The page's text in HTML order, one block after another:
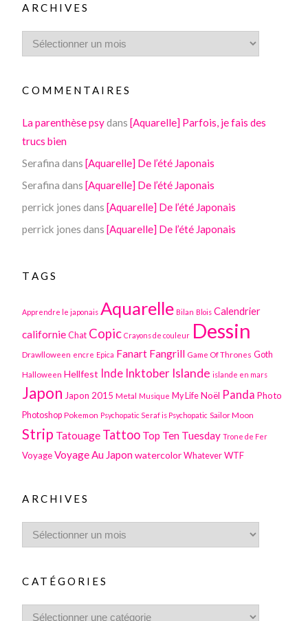
ARCHIVES
COMMENTAIRES
La parenthèse psydans[Aquarelle] Parfois, je fais des
trucs bien
Serafina dans[Aquarelle] De l’été Japonais
Serafina dans[Aquarelle] De l’été Japonais
perrick jones dans[Aquarelle] De l’été Japonais
perrick jones dans[Aquarelle] De l’été Japonais
TAGS
Apprendre le japonais Aquarelle Bilan Blois Calendrier
californie Chat Copic Crayons de couleur Dessin
Drawlloween encre Epica Fanart Fangrill Game Of Thrones Goth
Halloween Hellfest Inde Inktober Islande islande en mars
Japon Japon 2015 Metal Musique My Life Noël Panda Photo
Photoshop Pokemon Psychopatic Seraf is Psychopatic Sailor Moon
Strip Tatouage Tattoo Top Ten Tuesday Trone de Fer
Voyage Voyage Au Japon watercolor Whatever WTF
ARCHIVES
CATÉGORIES